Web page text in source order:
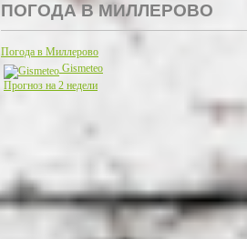
ПОГОДА В МИЛЛЕРОВО
Погода в Миллерово
Gismeteo
Прогноз на 2 недели